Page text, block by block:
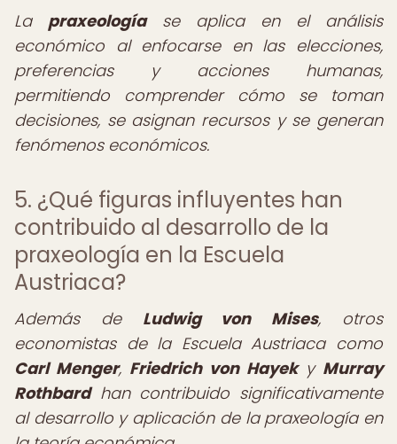
La praxeologíase aplica en el análisis
económico al enfocarse en las elecciones,
preferencias y acciones humanas,
permitiendo comprender cómo se toman
decisiones, se asignan recursos y se generan
fenómenos económicos.
5. ¿Qué figuras influyentes han
contribuido al desarrollo de la
praxeología en la Escuela
Austriaca?
Además de Ludwig von Mises, otros
economistas de la Escuela Austriaca como
Carl Menger, Friedrich von Hayeky Murray
Rothbardhan contribuido significativamente
al desarrollo y aplicación de la praxeología en